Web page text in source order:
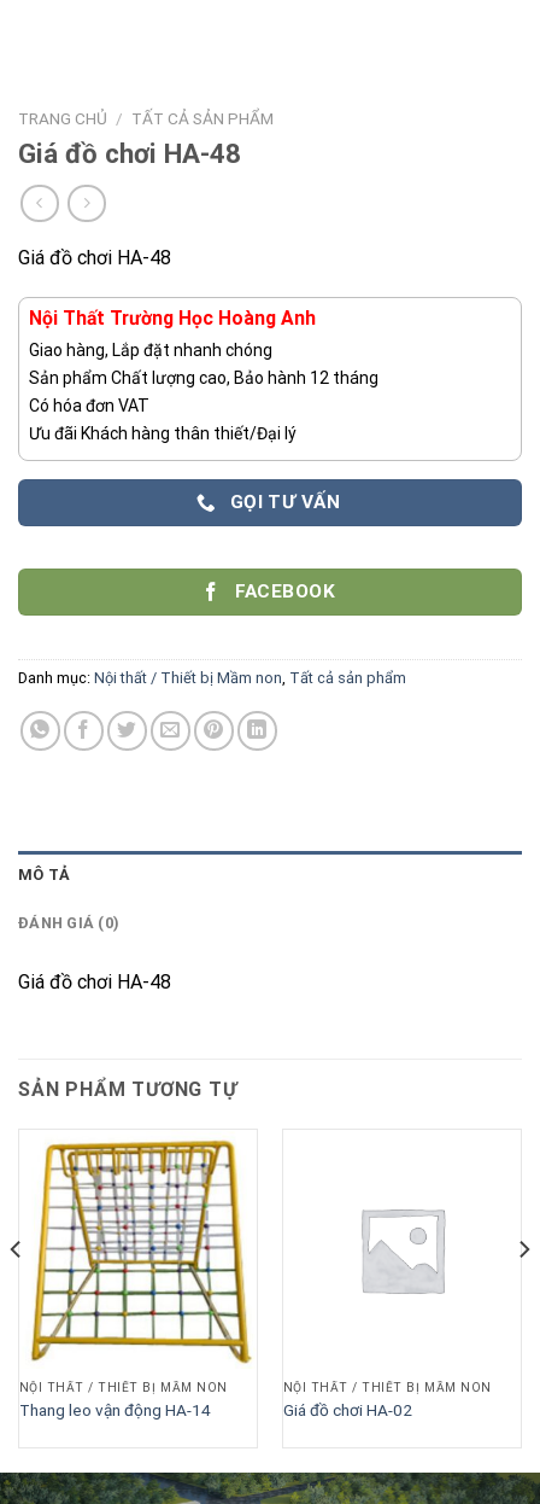
TRANG CHỦ / TẤT CẢ SẢN PHẨM
Giá đồ chơi HA-48
Giá đồ chơi HA-48
Nội Thất Trường Học Hoàng Anh
Giao hàng, Lắp đặt nhanh chóng
Sản phẩm Chất lượng cao, Bảo hành 12 tháng
Có hóa đơn VAT
Ưu đãi Khách hàng thân thiết/Đại lý
GỌI TƯ VẤN
FACEBOOK
Danh mục: Nội thất / Thiết bị Mầm non Tất cả sản phẩm
MÔ TẢ
ĐÁNH GIÁ (0)
Giá đồ chơi HA-48
SẢN PHẨM TƯƠNG TỰ
NỘI THẤT / THIẾT BỊ MẦM NON
Thang leo vận động HA-14
NỘI THẤT / THIẾT BỊ MẦM NON
Giá đồ chơi HA-02